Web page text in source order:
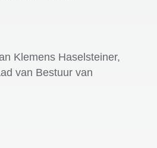
Klemens Haselsteiner,
van Bestuur van